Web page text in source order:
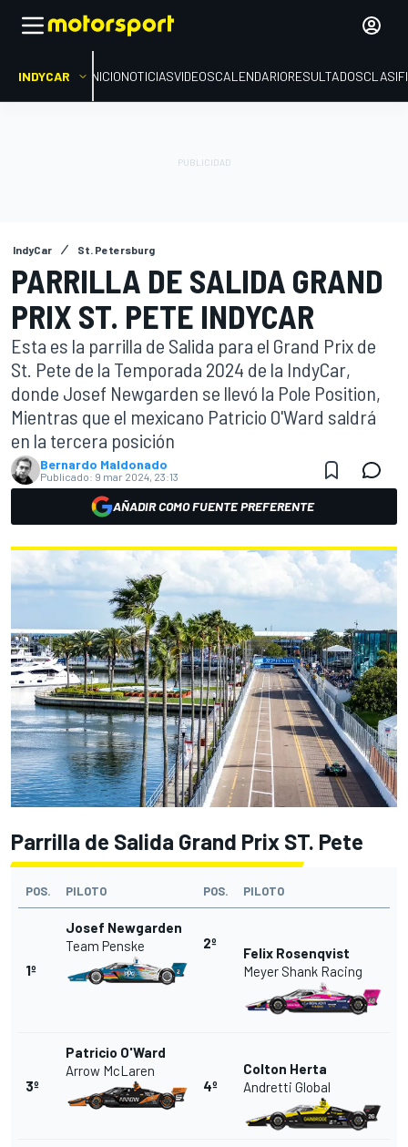
INDYCAR INICIONOTICIASVIDEOSCALENDARIORESULTADOS
IndyCar St. Petersburg
PARRILLA DE SALIDA GRAND
PRIX ST. PETE INDYCAR
Esta es la parrilla de Salida para el Grand Prix de
St. Pete de la Temporada 2024 de la IndyCar,
donde Josef Newgarden se llevó la Pole Position,
Mientras que el mexicano Patricio O'Ward saldrá
en la tercera posición
Bernardo Maldonado
Publicado: 9 mar 2024, 23:13
AÑADIR COMO FUENTE PREFERENTE
Parrilla de Salida Grand Prix ST. Pete
POS. PILOTO POS. PILOTO
1º
Josef Newgarden
Team Penske
2º
Felix Rosenqvist
Meyer Shank Racing
3º
Patricio O'Ward
Arrow McLaren
4º
Colton Herta
Andretti Global